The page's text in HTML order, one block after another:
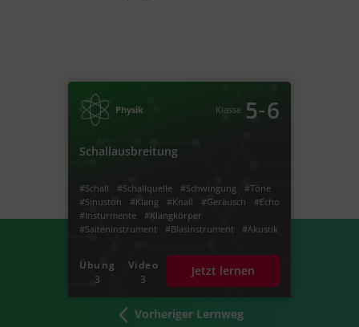
Vorheriger Lernweg
Physik Klasse 5‐6
Schallausbreitung
#Schall #Schallquelle #Schwingung
#Töne
#Sinuston
#Klang #Knall #Geräusch
#Echo
#Insturmente
#Klangkörper
#Saiteninstrument
#Blasinstrument
#Akustik
Übung
3
Video
3
Jetzt lernen